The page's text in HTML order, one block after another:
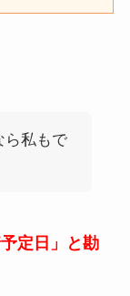
ら私もで
定日」と勘